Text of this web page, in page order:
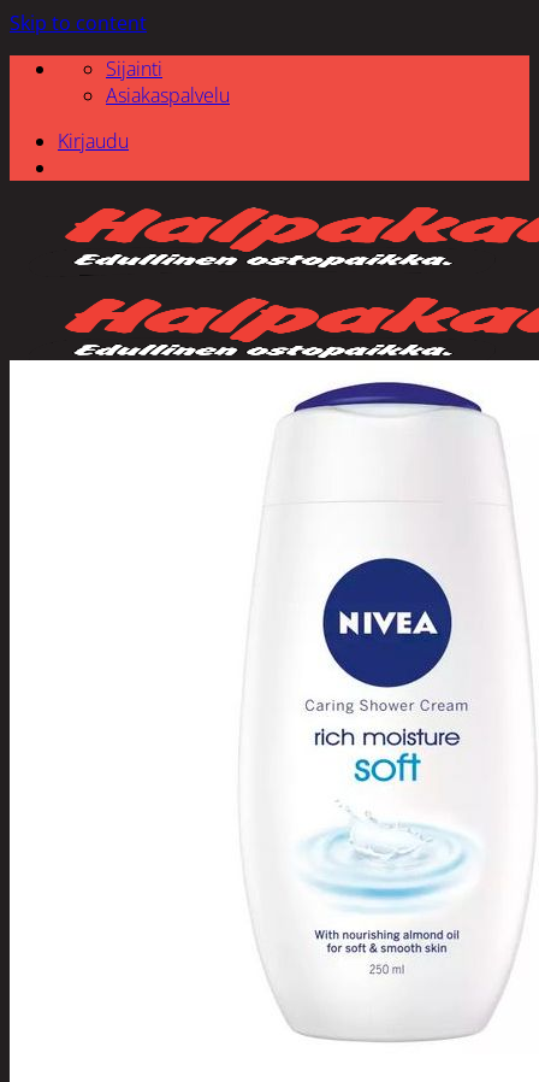
Skip to content
Sijainti
Asiakaspalvelu
Kirjaudu
Poistotuotteet
Kausituotteet
Joulu
Joulu- ja kausivalot
Eläimet ja
tontut
Kyntteliköt
Valoketjut ja
Joulukoristeet
Kranssit ja
asetelmat
Tontut ja
muut
Joulutekstiilit
Talvi